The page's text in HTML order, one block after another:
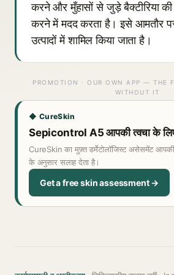
करने और मुँहासों से जुड़े बैक्टीरिया की
करने में मदद करता है। इसे आमतौर
उत्पादों में शामिल किया जाता है।
PROMOTION · OUR OWN APP — THE
WITHOUT IT
◆ CureSkin
Sepicontrol A5 आपकी त्वचा के
CureSkin का मुफ़्त डर्मेटोलॉजिस्ट असेसमेंट आपकी
के अनुसार सलाह देता है।
Get a free skin assessment →